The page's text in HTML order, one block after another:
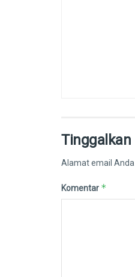
Tinggalkan
Alamat email
Komentar *